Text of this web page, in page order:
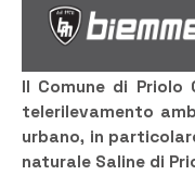
Il Comune di
telerilevamento
urbano, in
naturale Saline di